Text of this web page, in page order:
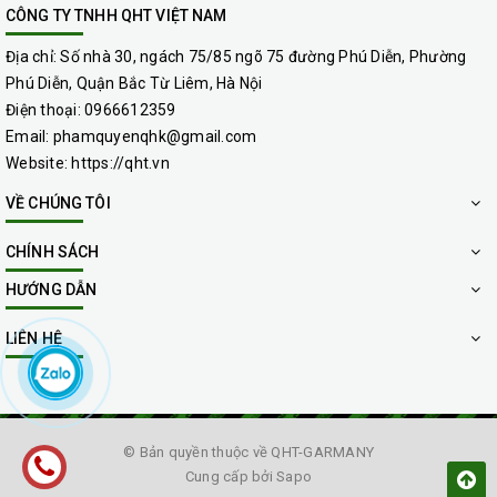
CÔNG TY TNHH QHT VIỆT NAM
Địa chỉ: Số nhà 30, ngách 75/85 ngõ 75 đường Phú Diễn, Phường
Phú Diễn, Quận Bắc Từ Liêm, Hà Nội
Điện thoại: 0966612359
Email: phamquyenqhk@gmail.com
Website: https://qht.vn
VỀ CHÚNG TÔI
CHÍNH SÁCH
HƯỚNG DẪN
LIÊN HỆ
© Bản quyền thuộc về QHT-GARMANY
Cung cấp bởiSapo